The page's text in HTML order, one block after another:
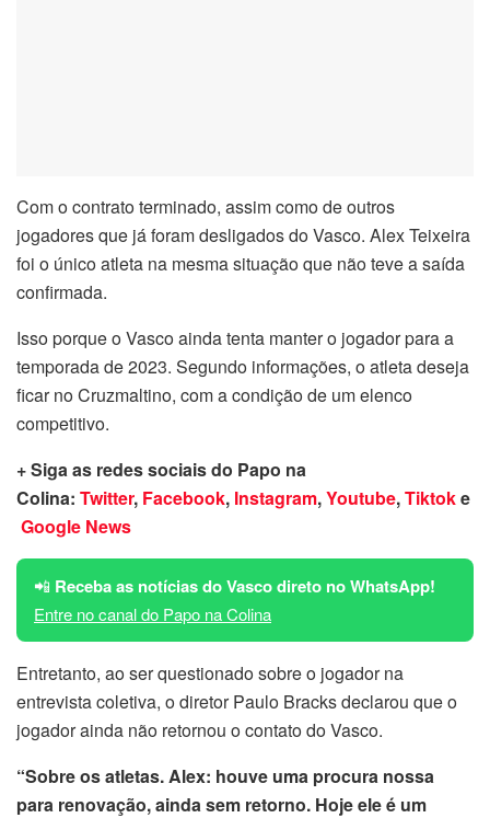
Com o contrato terminado, assim como de outros
jogadores que já foram desligados do Vasco. Alex Teixeira
foi o único atleta na mesma situação que não teve a saída
confirmada.
Isso porque o Vasco ainda tenta manter o jogador para a
temporada de 2023. Segundo informações, o atleta deseja
ficar no Cruzmaltino, com a condição de um elenco
competitivo.
+ Siga as redes sociais do Papo na
Colina: Twitter, Facebook, Instagram,Youtube,Tiktoke
Google News
📲 Receba as notícias do Vasco direto no WhatsApp!
Entre no canal do Papo na Colina
Entretanto, ao ser questionado sobre o jogador na
entrevista coletiva, o diretor Paulo Bracks declarou que o
jogador ainda não retornou o contato do Vasco.
“Sobre os atletas. Alex: houve uma procura nossa
para renovação, ainda sem retorno. Hoje ele é um